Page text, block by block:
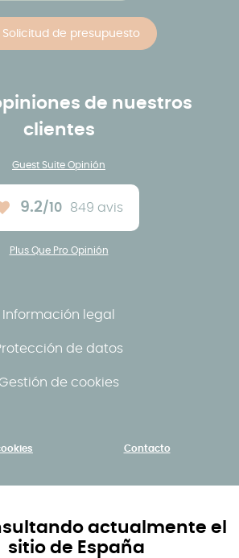
Solicitud de presupuesto
de nuestros
clientes
Guest Suite Opinión
Note moyenne :
9.2/10 849 avis
Plus Que Pro Opinión
Información legal
de datos
Gestión de cookies
Contacto
actualmente el
sitio de España